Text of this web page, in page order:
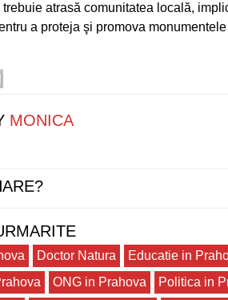
atrasă comunitatea locală,
a proteja şi promova
MONICA
Doctor Natura Educatie in
ONG in Prahova Politica in